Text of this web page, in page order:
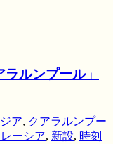
ルンプール」
ア, クアラルンプー
ーシア, 新設, 時刻